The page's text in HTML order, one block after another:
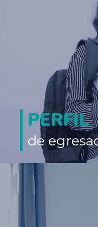
PERFIL
de
Asesor Jurídico en
los prepara para la